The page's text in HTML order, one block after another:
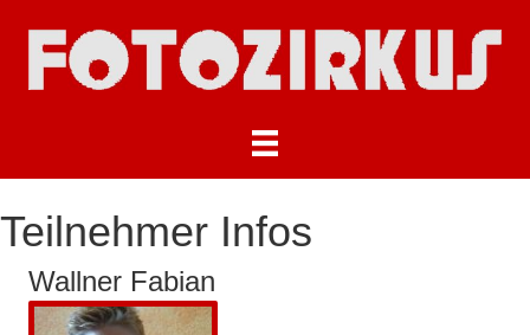
Teilnehmer Infos
Wallner Fabian